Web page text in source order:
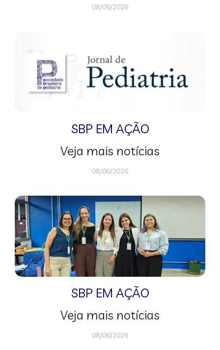
08/06/2026
SBP EM AÇÃO
Veja mais notícias
08/06/2026
SBP EM AÇÃO
Veja mais notícias
08/06/2026